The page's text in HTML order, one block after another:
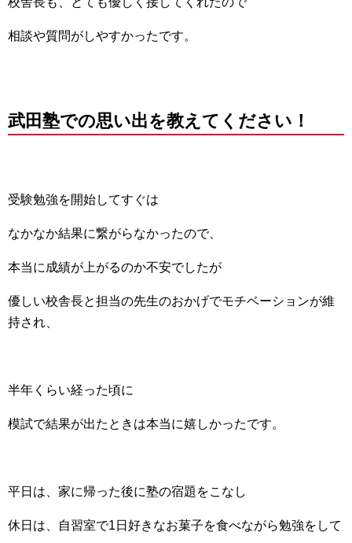
相談や質問がしやすかったです。
武田塾での思い出を教えてください！
受験勉強を開始してすぐは
なかなか結果に繋がらなかったので、
本当に成績が上がるのか不安でしたが
優しい校舎長と担当の先生のおかげでモチベーションが維
持され、
半年くらい経った頃に
模試で結果が出たときは本当に嬉しかったです。
平日は、家に帰った後に塾の宿題をこなし
休日は、自習室で1日好きなお菓子を食べながら勉強をして